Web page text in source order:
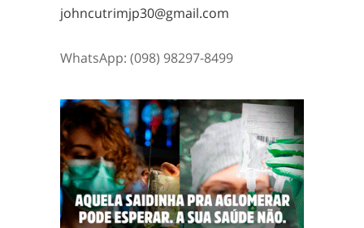
johncutrimjp30@gmail.com
WhatsApp: (098) 98297-8499